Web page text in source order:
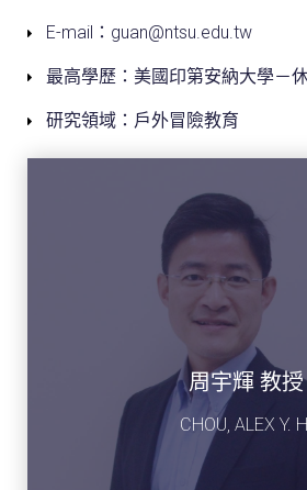
E-mail：guan@ntsu.edu.tw
最高學歷：美國印第安納大學－
研究領域：戶外冒險教育
周宇輝 教授
CHOU, ALEX Y. H.